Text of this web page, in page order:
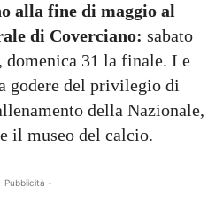
alla fine di maggio al
di Coverciano: sabato
31 la finale. Le
godere del privilegio di
della Nazionale,
il museo del calcio.
Pubblicità -